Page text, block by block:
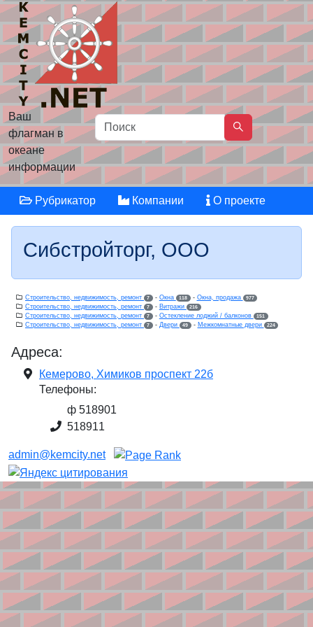
Ваш
флагман в
океане
информации
Рубрикатор Компании О проекте
Сибстройторг, ООО
Строительство, недвижимость, ремонт 7 - Окна 118 - Окна, продажа 977
Строительство, недвижимость, ремонт 7 - Витражи 216
Строительство, недвижимость, ремонт 7 - Остекление лоджий / балконов 151
Строительство, недвижимость, ремонт 7 - Двери 49 - Межкомнатные двери 224
Адреса:
Кемерово, Химиков проспект 22б
Телефоны:
ф 518901
518911
admin@kemcity.net